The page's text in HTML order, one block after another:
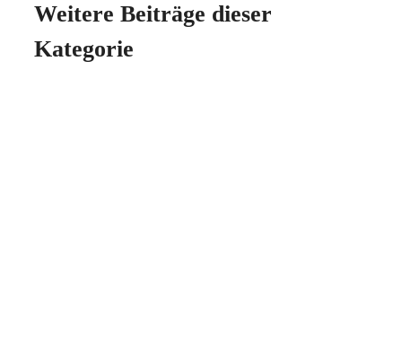
Weitere Beiträge dieser
Kategorie